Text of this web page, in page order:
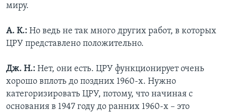
миру.
А. К.: Но ведь не так много других работ, в которых
ЦРУ представлено положительно.
Дж. Н.: Нет, они есть. ЦРУ функционирует очень
хорошо вплоть до поздних 1960-х. Нужно
категоризировать ЦРУ, потому, что начиная с
основания в 1947 году до ранних 1960-х – это